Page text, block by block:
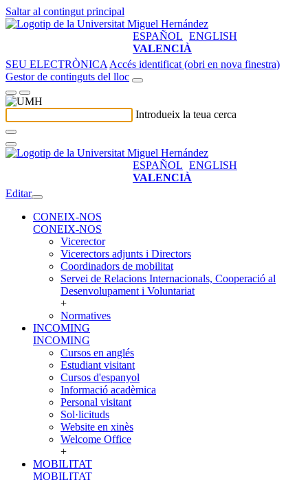
Saltar al contingut principal
ESPAÑOL ENGLISH
VALENCIÀ
SEU ELECTRÒNICA Accés identificat (obri en nova finestra)
Gestor de continguts del lloc
Introdueix la teua cerca
ESPAÑOL ENGLISH
VALENCIÀ
Editar
CONEIX-NOS
CONEIX-NOS
Vicerector
Vicerectors adjunts i Directors
Coordinadors de mobilitat
Servei de Relacions Internacionals, Cooperació al
Desenvolupament i Voluntariat
+
Normatives
INCOMING
INCOMING
Cursos en anglés
Estudiant visitant
Cursos d'espanyol
Informació acadèmica
Personal visitant
Sol·licituds
Website en xinès
Welcome Office
+
MOBILITAT
MOBILITAT